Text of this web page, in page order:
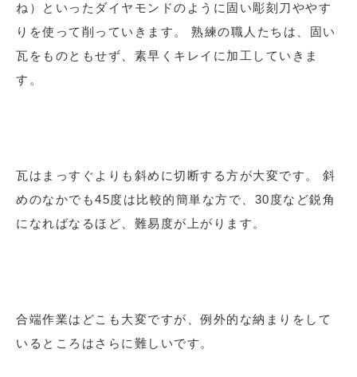
ね）といったダイヤモンドのように固い彫刻刀ややす
りを使って削っていきます。 熟練の職人たちは、固い
瓦をものともせず、素早くキレイに加工していきま
す。
瓦はまっすぐよりも斜めに切断する方が大変です。 斜
めのなかでも45度は比較的簡単な方で、30度など鋭角
になればなるほど、難易度が上がります。
合端作業はどこも大変ですが、例外的な納まりをして
いるところはさらに難しいです。